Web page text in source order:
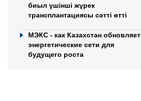
биыл үшінші жүрек
трансплантациясы сәтті өтті
МЭКС - как Казахстан обновляет
энергетические сети для
будущего роста